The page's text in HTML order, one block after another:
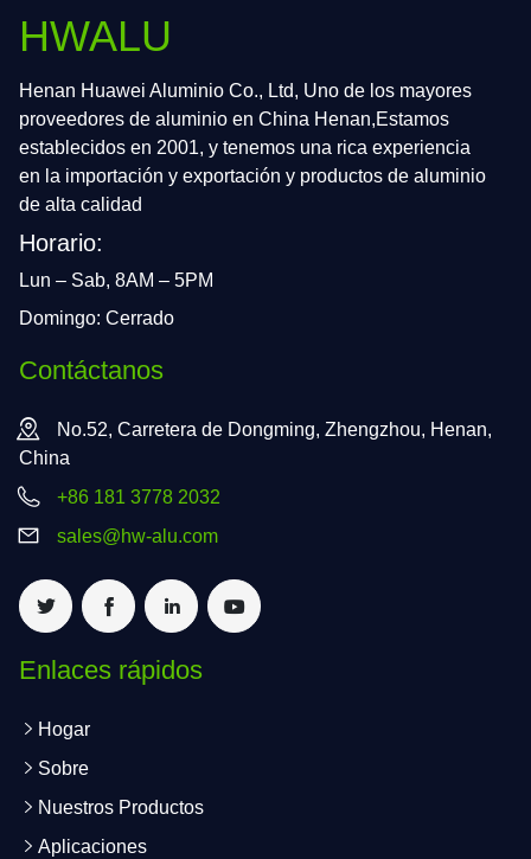
HWALU
Henan Huawei Aluminio Co., Ltd, Uno de los mayores
proveedores de aluminio en China Henan,Estamos
establecidos en 2001, y tenemos una rica experiencia
en la importación y exportación y productos de aluminio
de alta calidad
Horario:
Lun – Sab, 8AM – 5PM
Domingo: Cerrado
Contáctanos
No.52, Carretera de Dongming, Zhengzhou, Henan,
China
+86 181 3778 2032
sales@hw-alu.com
Enlaces rápidos
Hogar
Sobre
Nuestros Productos
Aplicaciones